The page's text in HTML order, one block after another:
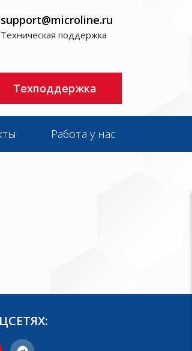
support@microline.ru
Техническая поддержка
Техподдержка
Работа у нас